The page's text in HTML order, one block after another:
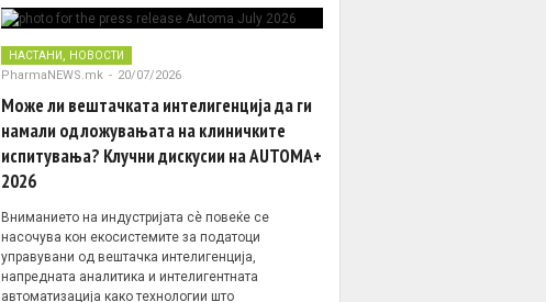
НАСТАНИ , НОВОСТИ
PharmaNEWS.mk - 20/07/2026
Може ли вештачката интелигенција да ги
намали одложувањата на клиничките
испитувања? Клучни дискусии на AUTOMA+
2026
Вниманието на индустријата сè повеќе се
насочува кон екосистемите за податоци
управувани од вештачка интелигенција,
напредната аналитика и интелигентната
автоматизација како технологии што